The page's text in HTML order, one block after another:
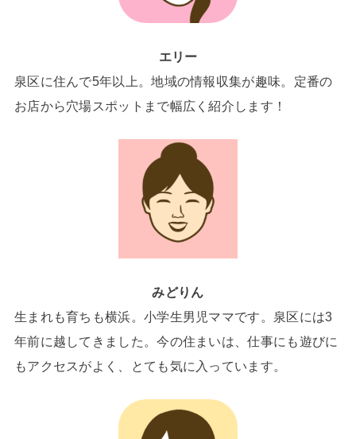
エリー
泉区に住んで5年以上。地域の情報収集が趣味。定番の
お店から穴場スポットまで幅広く紹介します！
みどりん
生まれも育ちも横浜。小学生男児ママです。泉区には3
年前に越してきました。今の住まいは、仕事にも遊びに
もアクセスがよく、とても気に入っています。